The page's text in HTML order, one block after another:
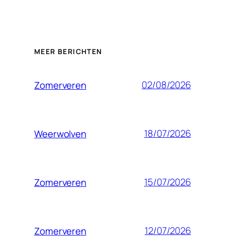
MEER BERICHTEN
Zomerveren 02/08/2026
Weerwolven 18/07/2026
Zomerveren 15/07/2026
Zomerveren 12/07/2026